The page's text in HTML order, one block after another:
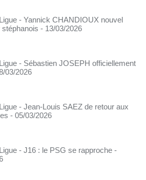
- Yannick CHANDIOUX nouvel
- 13/03/2026
- Sébastien JOSEPH officiellement
03/2026
- Jean-Louis SAEZ de retour aux
- 05/03/2026
- J16 : le PSG se rapproche -